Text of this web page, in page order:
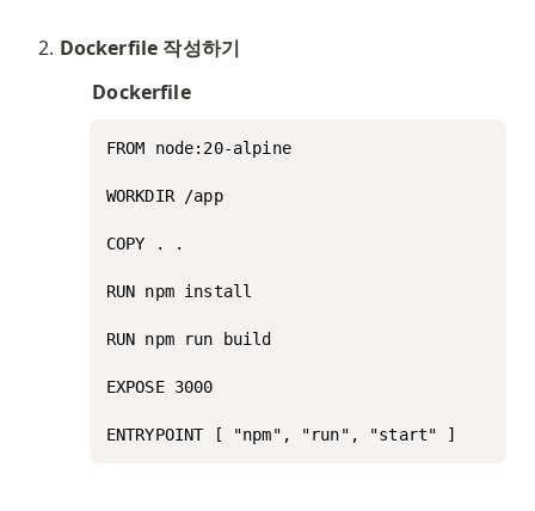
Dockerfile 작성하기
Dockerfile
FROM node:20-alpine
WORKDIR /app
COPY . .
RUN npm install
RUN npm run build
EXPOSE 3000
ENTRYPOINT [ "npm", "run", "start" ]